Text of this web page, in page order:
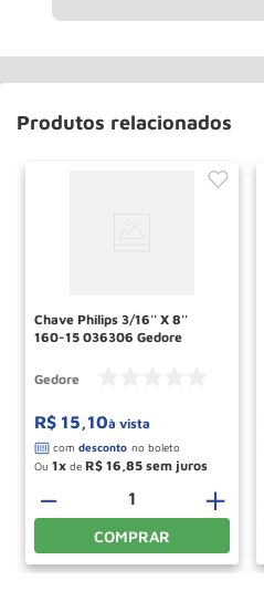
Produtos relacionados
Chave Philips 3/16'' X 8''
160-15 036306 Gedore
Gedore
R$ 15,10à vista
Ou 1 de R$ 16 85
＋
－
COMPRAR